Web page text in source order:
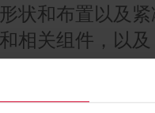
状和布置以及
关组件，以及